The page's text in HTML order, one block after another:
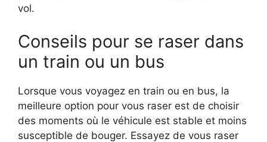
vol.
Conseils pour se raser dans
un train ou un bus
Lorsque vous voyagez en train ou en bus, la
meilleure option pour vous raser est de choisir
des moments où le véhicule est stable et moins
susceptible de bouger. Essayez de vous raser